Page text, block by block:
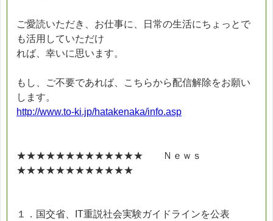
ご愛読いただき、お仕事に、日常の生活にちょっとで
も活用していただけ
れば、幸いに思います。
もし、ご不要であれば、こちらから配信解除をお願い
します。
http://www.to-ki.jp/hatakenaka/info.asp
★★★★★★★★★★★★★ Ｎｅｗｓ
★★★★★★★★★★★★
１．国交省、IT重説社会実験ガイドラインを公表